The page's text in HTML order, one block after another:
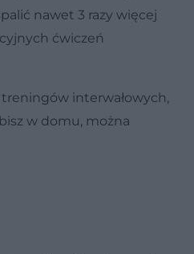
nawet 3 razy więcej
ćwiczeń
interwałowych,
w domu, można